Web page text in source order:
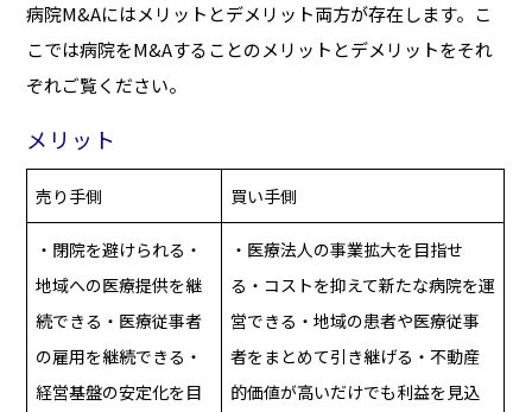
病院M&Aにはメリットとデメリット両方が存在します。こ
こでは病院をM&Aすることのメリットとデメリットをそれ
ぞれご覧ください。
メリット
売り手側 買い手側
・閉院を避けられる・
地域への医療提供を継
続できる・医療従事者
の雇用を継続できる・
経営基盤の安定化を目
・医療法人の事業拡大を目指せ
る・コストを抑えて新たな病院を運
営できる・地域の患者や医療従事
者をまとめて引き継げる・不動産
的価値が高いだけでも利益を見込